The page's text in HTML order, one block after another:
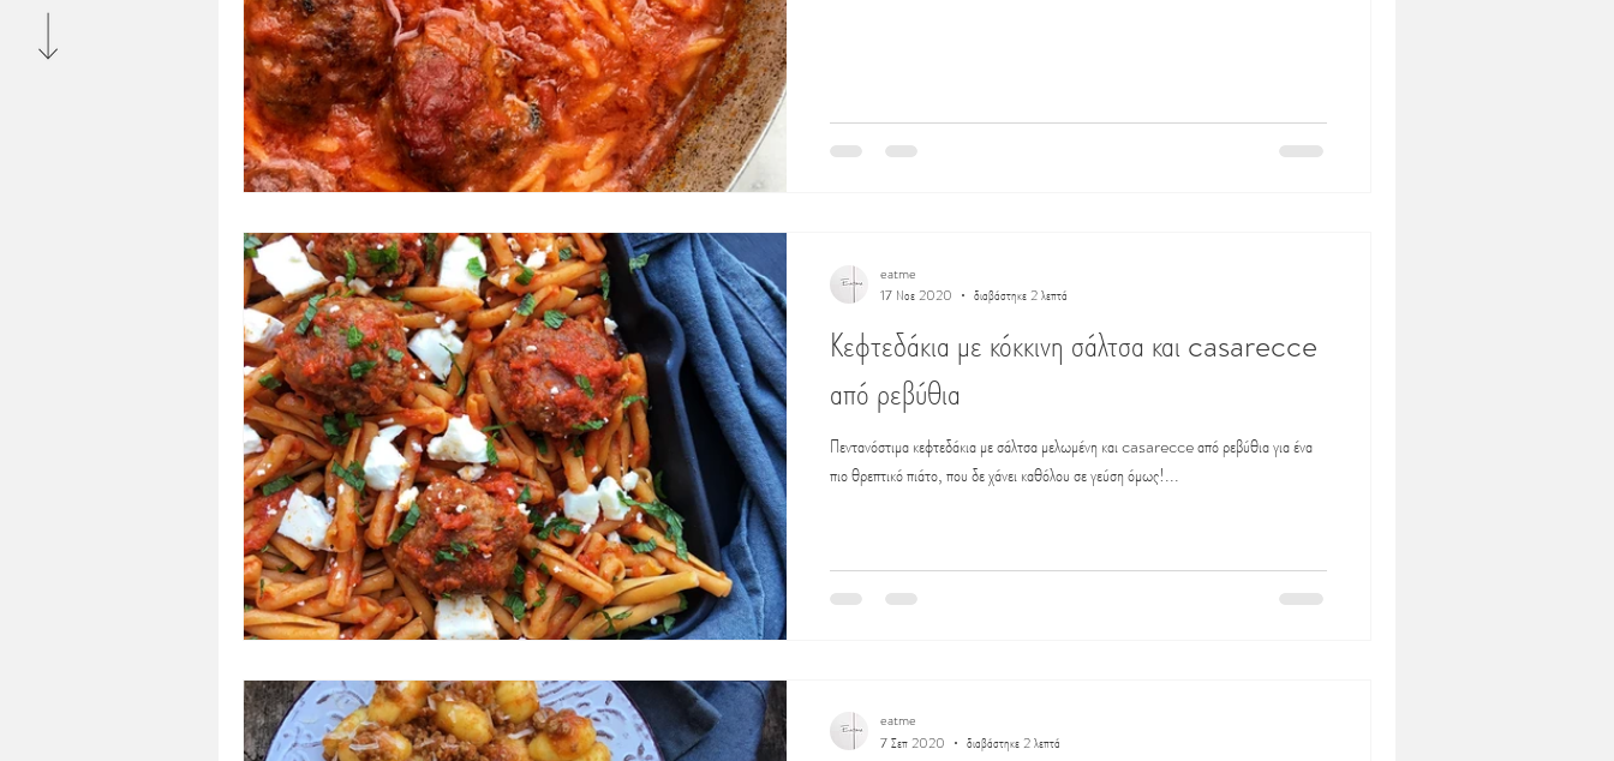
Κεφτεδάκια με κόκκινη σάλτσα και casarecce
από ρεβύθια
Πεντανόστιμα κεφτεδάκια με σάλτσα μελωμένη και casarecce από ρεβύθια για ένα
πιο θρεπτικό πιάτο, που δε χάνει καθόλου σε γεύση όμως!...
eatme
17 Νοε 2020
διαβάστηκε 2 λεπτά
eatme
7 Σεπ 2020
διαβάστηκε 2 λεπτά